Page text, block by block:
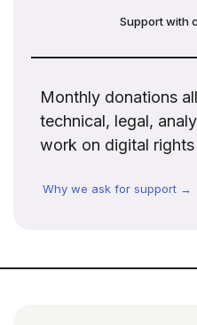
Support with
Monthly donations
technical, legal,
work on digital
Why we ask for support →